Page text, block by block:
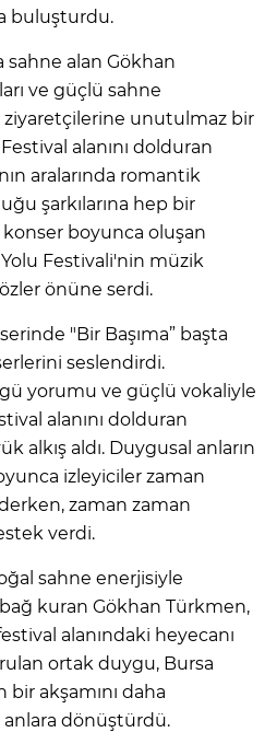
buluşturdu.
sahne alan Gökhan
ve güçlü sahne
ziyaretçilerine unutulmaz bir
alanını dolduran
aralarında romantik
şarkılarına hep bir
konser boyunca oluşan
Festivali'nin müzik
önüne serdi.
"Bir Başıma” başta
seslendirdi.
yorumu ve güçlü vokaliyle
alanını dolduran
alkış aldı. Duygusal anların
izleyiciler zaman
zaman zaman
verdi.
sahne enerjisiyle
kuran Gökhan Türkmen,
alanındaki heyecanı
ortak duygu, Bursa
akşamını daha
anlara dönüştürdü.